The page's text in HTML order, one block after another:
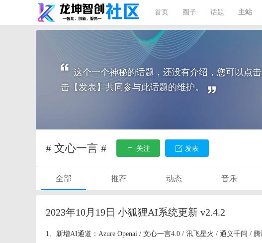
首页 圈子 话题 主站
这个一个神秘的话题，还没有介绍，您可以点
击【发表】共同参与此话题的维护。
# 文心一言 # 关注 发表
全部 推荐 动态 音乐
2023年10月19日 小狐狸AI系统更新 v2.4.2
1、新增AI通道：Azure Openai / 文心一言4.0 / 讯飞星火 / 通义千问 /